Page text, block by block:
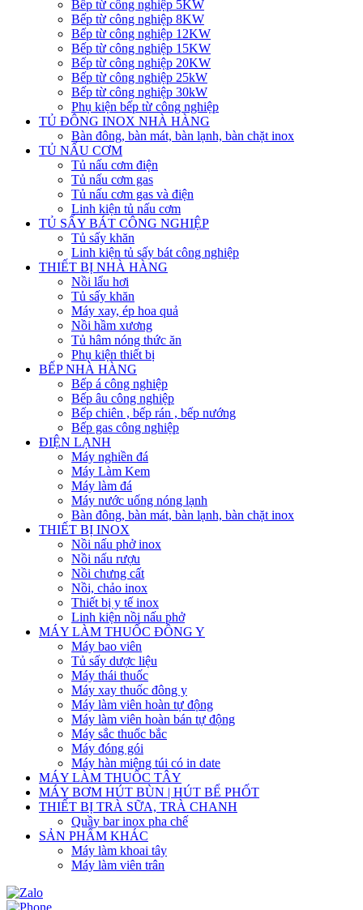
Bếp từ công nghiệp 5KW
Bếp từ công nghiệp 8KW
Bếp từ công nghiệp 12KW
Bếp từ công nghiệp 15KW
Bếp từ công nghiệp 20KW
Bếp từ công nghiệp 25kW
Bếp từ công nghiệp 30kW
Phụ kiện bếp từ công nghiệp
TỦ ĐÔNG INOX NHÀ HÀNG
Bàn đông, bàn mát, bàn lạnh, bàn chặt inox
TỦ NẤU CƠM
Tủ nấu cơm điện
Tủ nấu cơm gas
Tủ nấu cơm gas và điện
Linh kiện tủ nấu cơm
TỦ SẤY BÁT CÔNG NGHIỆP
Tủ sấy khăn
Linh kiện tủ sấy bát công nghiệp
THIẾT BỊ NHÀ HÀNG
Nồi lẩu hơi
Tủ sấy khăn
Máy xay, ép hoa quả
Nồi hầm xương
Tủ hâm nóng thức ăn
Phụ kiện thiết bị
BẾP NHÀ HÀNG
Bếp á công nghiệp
Bếp âu công nghiệp
Bếp chiên , bếp rán , bếp nướng
Bếp gas công nghiệp
ĐIỆN LẠNH
Máy nghiền đá
Máy Làm Kem
Máy làm đá
Máy nước uống nóng lạnh
Bàn đông, bàn mát, bàn lạnh, bàn chặt inox
THIẾT BỊ INOX
Nồi nấu phở inox
Nồi nấu rượu
Nồi chưng cất
Nồi, chảo inox
Thiết bị y tế inox
Linh kiện nồi nấu phở
MÁY LÀM THUỐC ĐÔNG Y
Máy bao viên
Tủ sấy dược liệu
Máy thái thuốc
Máy xay thuốc đông y
Máy làm viên hoàn tự động
Máy làm viên hoàn bán tự động
Máy sắc thuốc bắc
Máy đóng gói
Máy hàn miệng túi có in date
MÁY LÀM THUỐC TÂY
MÁY BƠM HÚT BÙN | HÚT BỂ PHỐT
THIẾT BỊ TRÀ SỮA, TRÀ CHANH
Quầy bar inox pha chế
SẢN PHẨM KHÁC
Máy làm khoai tây
Máy làm viên trân